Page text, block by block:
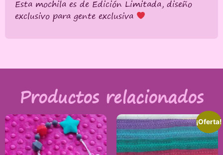
Esta mochila es de Edición Limitada, diseño
exclusivo para gente exclusiva
Productos relacionados
¡Oferta!